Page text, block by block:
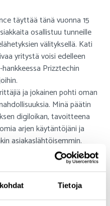
Tietoja
täyttää tänä vuonna 15
osallistuu tunneille
välityksellä. Kati
yritystä voisi edelleen
Prizztechin
ja jokainen pohti oman
Minä päätin
digiloikan, tavoitteena
arjen käytäntöjäni ja
asiakaslähtöisemmin.
sain myös SAMK:n
oli huomannut, että